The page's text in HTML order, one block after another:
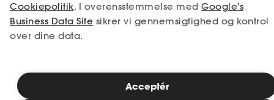
Studerende
Bliv medlem
Cookiepolitik. I overensstemmelse med Google's
Business Data Site sikrer vi gennemsigtighed og kontrol
over dine data.
Acceptér